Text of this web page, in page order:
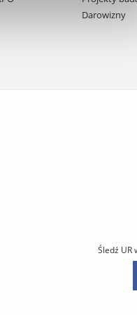
Darowizny
Śledź UR